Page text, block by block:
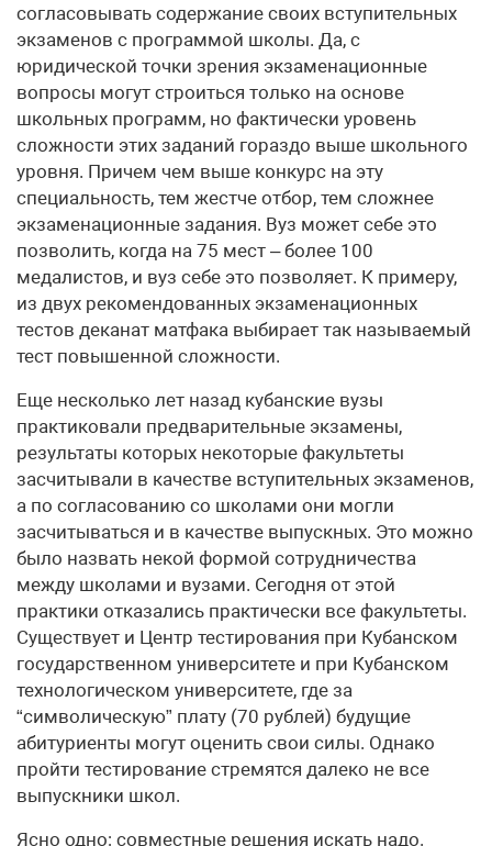
согласовывать содержание своих вступительных
экзаменов с программой школы. Да, с
юридической точки зрения экзаменационные
вопросы могут строиться только на основе
школьных программ, но фактически уровень
сложности этих заданий гораздо выше школьного
уровня. Причем чем выше конкурс на эту
специальность, тем жестче отбор, тем сложнее
экзаменационные задания. Вуз может себе это
позволить, когда на 75 мест – более 100
медалистов, и вуз себе это позволяет. К примеру,
из двух рекомендованных экзаменационных
тестов деканат матфака выбирает так называемый
тест повышенной сложности.
Еще несколько лет назад кубанские вузы
практиковали предварительные экзамены,
результаты которых некоторые факультеты
засчитывали в качестве вступительных экзаменов,
а по согласованию со школами они могли
засчитываться и в качестве выпускных. Это можно
было назвать некой формой сотрудничества
между школами и вузами. Сегодня от этой
практики отказались практически все факультеты.
Существует и Центр тестирования при Кубанском
государственном университете и при Кубанском
технологическом университете, где за
“символическую” плату (70 рублей) будущие
абитуриенты могут оценить свои силы. Однако
пройти тестирование стремятся далеко не все
выпускники школ.
Ясно одно: совместные решения искать надо.